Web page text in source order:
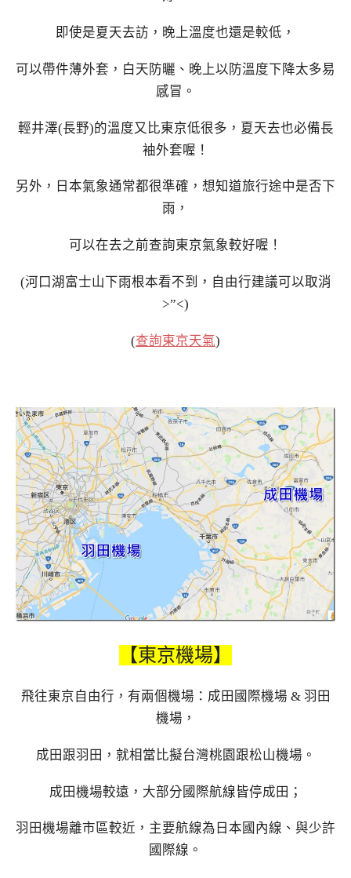
即使是夏天去訪，晚上溫度也還是較低，
可以帶件薄外套，白天防曬、晚上以防溫度下降太多易
感冒。
輕井澤(長野)的溫度又比東京低很多，夏天去也必備長
袖外套喔！
另外，日本氣象通常都很準確，想知道旅行途中是否下
雨，
可以在去之前查詢東京氣象較好喔！
(河口湖富士山下雨根本看不到，自由行建議可以取消
>”<)
(查詢東京天氣)
【東京機場】
飛往東京自由行，有兩個機場：成田國際機場 & 羽田
機場，
成田跟羽田，就相當比擬台灣桃園跟松山機場。
成田機場較遠，大部分國際航線皆停成田；
羽田機場離市區較近，主要航線為日本國內線、與少許
國際線。